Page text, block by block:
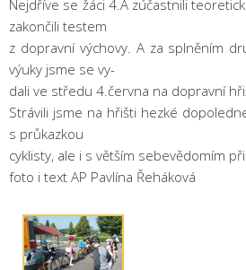
Nejdříve se žáci 4.A zúčastnili
zakončili testem
z dopravní výchovy. A za splněním
výuky jsme se vy-
dali ve středu 4.června na dopravní
Strávili jsme na hřišti hezké
s průkazkou
cyklisty, ale i s větším sebevědomím
foto i text AP Pavlína Řeháková